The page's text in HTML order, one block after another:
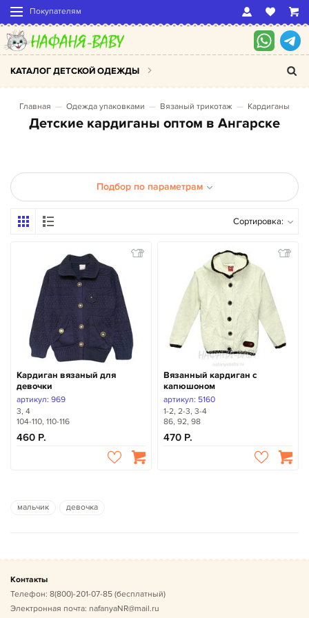
Покупателям
КАТАЛОГ ДЕТСКОЙ ОДЕЖДЫ
Главная Одежда упаковками Вязаный трикотаж Кардиганы
Детские кардиганы оптом в Ангарске
Подбор по параметрам
Сортировка:
Кардиган вязаный для
девочки
артикул: 969
3, 4
104-110, 110-116
460
Вязанный кардиган с
капюшоном
артикул: 5160
1-2, 2-3, 3-4
86, 92, 98
470
мальчик девочка
Контакты
Телефон: 8(800)-201-07-85 (бесплатный)
Электронная почта: nafanyaNR@mail.ru